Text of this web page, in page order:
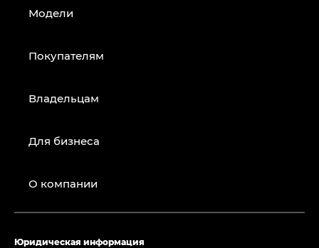
Модели
Покупателям
Владельцам
Для бизнеса
О компании
Юридическая информация